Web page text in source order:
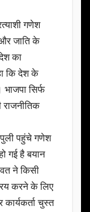
गणेश
जाति के
का
कि देश के
सिर्फ
राजनीतिक
पहुंचे गणेश
गई है बयान
ने किसी
करने के लिए
चुस्त